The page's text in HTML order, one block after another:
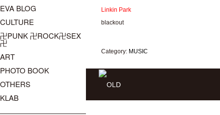
Linkin Park
blackout
Category: MUSIC
EVA BLOG
CULTURE
卍PUNK 卍ROCK卍SEX
卍
ART
PHOTO BOOK
OTHERS
KLAB